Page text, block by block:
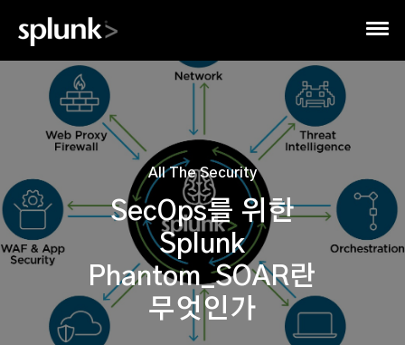
All The Security
SecOps를 위한
Splunk
Phantom_SOAR란
무엇인가